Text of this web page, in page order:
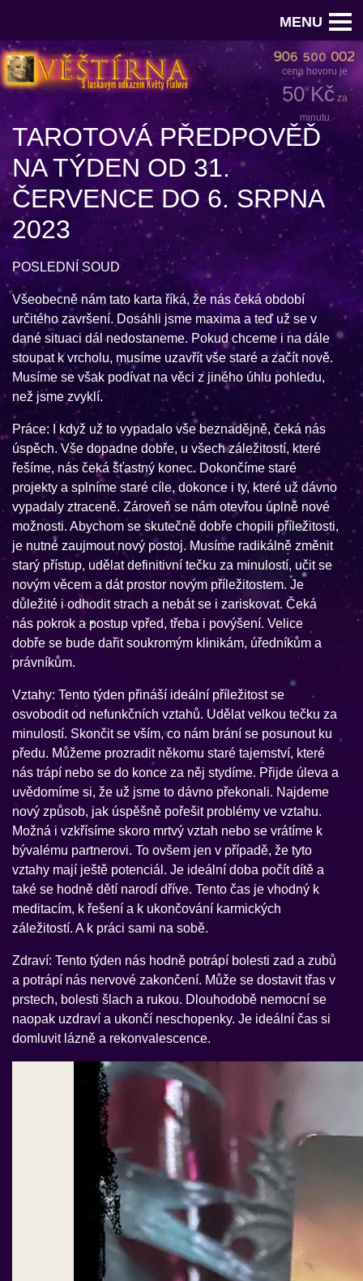
MENU
cena hovoru je
50 Kč za
minutu
TAROTOVÁ PŘEDPOVĚĎ
NA TÝDEN OD 31.
ČERVENCE DO 6. SRPNA
2023
POSLEDNÍ SOUD
Všeobecně nám tato karta říká, že nás čeká období
určitého završení. Dosáhli jsme maxima a teď už se v
dané situaci dál nedostaneme. Pokud chceme i na dále
stoupat k vrcholu, musíme uzavřít vše staré a začít nově.
Musíme se však podívat na věci z jiného úhlu pohledu,
než jsme zvyklí.
Práce: I když už to vypadalo vše beznadějně, čeká nás
úspěch. Vše dopadne dobře, u všech záležitostí, které
řešíme, nás čeká šťastný konec. Dokončíme staré
projekty a splníme staré cíle, dokonce i ty, které už dávno
vypadaly ztraceně. Zároveň se nám otevřou úplně nové
možnosti. Abychom se skutečně dobře chopili příležitosti,
je nutné zaujmout nový postoj. Musíme radikálně změnit
starý přístup, udělat definitivní tečku za minulostí, učit se
novým věcem a dát prostor novým příležitostem. Je
důležité i odhodit strach a nebát se i zariskovat. Čeká
nás pokrok a postup vpřed, třeba i povýšení. Velice
dobře se bude dařit soukromým klinikám, úředníkům a
právníkům.
Vztahy: Tento týden přináší ideální příležitost se
osvobodit od nefunkčních vztahů. Udělat velkou tečku za
minulostí. Skončit se vším, co nám brání se posunout ku
předu. Můžeme prozradit někomu staré tajemství, které
nás trápí nebo se do konce za něj stydíme. Přijde úleva a
uvědomíme si, že už jsme to dávno překonali. Najdeme
nový způsob, jak úspěšně pořešit problémy ve vztahu.
Možná i vzkřísíme skoro mrtvý vztah nebo se vrátíme k
bývalému partnerovi. To ovšem jen v případě, že tyto
vztahy mají ještě potenciál. Je ideální doba počít dítě a
také se hodně dětí narodí dříve. Tento čas je vhodný k
meditacím, k řešení a k ukončování karmických
záležitostí. A k práci sami na sobě.
Zdraví: Tento týden nás hodně potrápí bolesti zad a zubů
a potrápí nás nervové zakončení. Může se dostavit třas v
prstech, bolesti šlach a rukou. Dlouhodobě nemocní se
naopak uzdraví a ukončí neschopenky. Je ideální čas si
domluvit lázně a rekonvalescence.